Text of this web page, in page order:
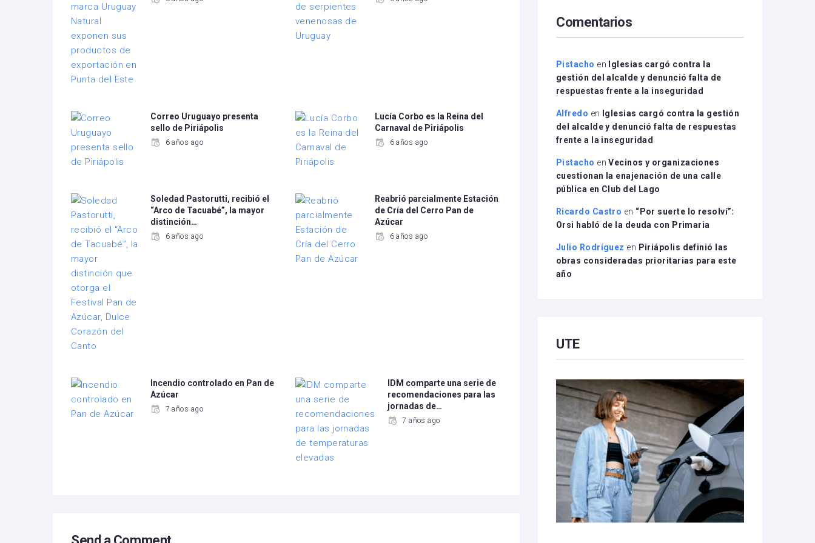
Correo Uruguayo presenta
sello de Piriápolis
6 años ago
Lucía Corbo es la Reina del
Carnaval de Piriápolis
6 años ago
Soledad Pastorutti, recibió el
“Arco de Tacuabé”, la mayor
distinción…
6 años ago
Reabrió parcialmente Estación
de Cría del Cerro Pan de
Azúcar
6 años ago
Incendio controlado en Pan de
Azúcar
7 años ago
IDM comparte una serie de
recomendaciones para las
jornadas de…
7 años ago
disminuir
el
Comentarios
Pistacho en
Iglesias cargó contra la
gestión del alcalde y denunció falta de
respuestas frente a la inseguridad
Alfredo en
Iglesias cargó contra la gestión
del alcalde y denunció falta de respuestas
frente a la inseguridad
Pistacho enVecinos y organizaciones
cuestionan la enajenación de una calle
pública en Club del Lago
Ricardo Castro en “Por suerte lo resolví”:
Orsi habló de la deuda con Primaria
Julio Rodríguez en Piriápolis definió las
obras consideradas prioritarias para este
año
UTE